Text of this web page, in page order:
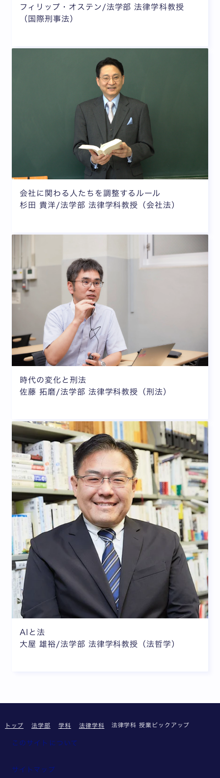
フィリップ・オステン/法学部 法律学科教授
（国際刑事法）
会社に関わる人たちを調整するルール
杉田 貴洋/法学部 法律学科教授（会社法）
時代の変化と刑法
佐藤 拓磨/法学部 法律学科教授（刑法）
AIと法
大屋 雄裕/法学部 法律学科教授（法哲学）
トップ 法学部 学科 法律学科 法律学科 授業ピックアップ
このサイトについて
サイトマップ